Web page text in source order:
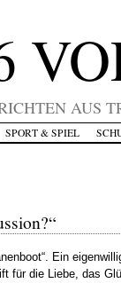
AUS
SPORT & SPIEL
Ein
für die Liebe, das